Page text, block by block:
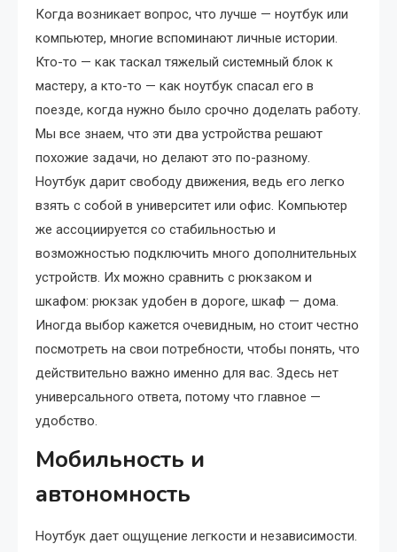
Когда возникает вопрос, что лучше — ноутбук или
компьютер, многие вспоминают личные истории.
Кто-то — как таскал тяжелый системный блок к
мастеру, а кто-то — как ноутбук спасал его в
поезде, когда нужно было срочно доделать работу.
Мы все знаем, что эти два устройства решают
похожие задачи, но делают это по-разному.
Ноутбук дарит свободу движения, ведь его легко
взять с собой в университет или офис. Компьютер
же ассоциируется со стабильностью и
возможностью подключить много дополнительных
устройств. Их можно сравнить с рюкзаком и
шкафом: рюкзак удобен в дороге, шкаф — дома.
Иногда выбор кажется очевидным, но стоит честно
посмотреть на свои потребности, чтобы понять, что
действительно важно именно для вас. Здесь нет
универсального ответа, потому что главное —
удобство.
Мобильность и
автономность
Ноутбук дает ощущение легкости и независимости.